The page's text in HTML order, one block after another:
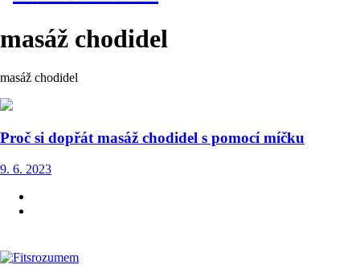
masáž chodidel
masáž chodidel
Proč si dopřát masáž chodidel s pomocí míčku
9. 6. 2023